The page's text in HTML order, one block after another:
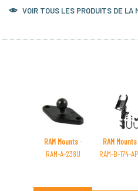
VOIR TOUS LES PRODUITS DE LA
RAM Mounts-
RAM-A-238U
RAM Mounts
RAM-B-174-